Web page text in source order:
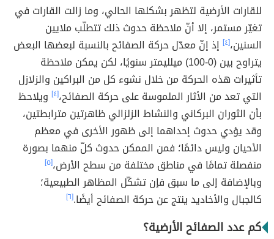
للقارات الأرضية لتظهر بشكلها الحالي، وما زالت القارات في
تغيّر مستمر، إلا أنّ ملاحظة حدوث ذلك تتطلّب ملايين
السنين،[٤]
إذ إنّ معدّل حركة الصفائح بالنسبة لبعضها البعض
يتراوح بين (0-100) ميلليمتر سنويًا، لكن يمكن ملاحظة
تأثيرات هذه الحركة من خلال نشوء كل من البراكين والزلازل
التي تعد من الأثار الملموسة على حركة الصفائح،[٤]
ويلاحظ
بأن الثوران البركاني والنشاط الزلزالي ظاهرتين مترابطتين،
وقد يؤدي حدوث إحداهما إلى ظهور الأخرى في معظم
الأحيان وليس دائمًا؛ فمن الممكن حدوث كلّ منهما بصورة
منفصلة تمامًا في مناطق مختلفة من سطح الأرض،[٥]
وبالإضافة إلى ما سبق فإن تشكّل المظاهر الطبيعية؛
كالجبال والأخاديد ينتج عن حركة الصفائح أيضًا.[٦]
كم عدد الصفائح الأرضية؟